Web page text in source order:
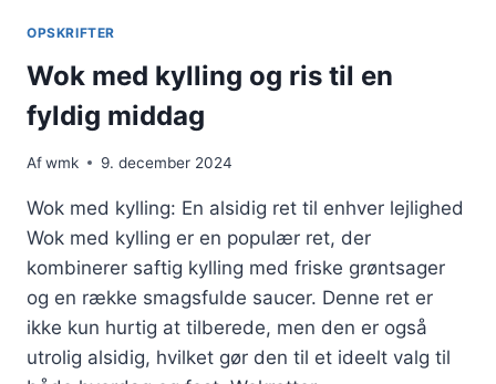
KOST
OPSKRIFTER
Wok med kylling og ris til en
fyldig middag
Afwmk 9. december 2024
Wok med kylling: En alsidig ret til enhver lejlighed
Wok med kylling er en populær ret, der
kombinerer saftig kylling med friske grøntsager
og en række smagsfulde saucer. Denne ret er
ikke kun hurtig at tilberede, men den er også
utrolig alsidig, hvilket gør den til et ideelt valg til